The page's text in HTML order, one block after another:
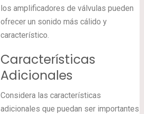
los amplificadores de válvulas pueden
ofrecer un sonido más cálido y
característico.
Características
Adicionales
Considera las características
adicionales que puedan ser importantes